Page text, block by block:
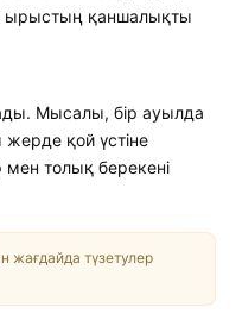
ырыстың қаншалықты
Мысалы, бір ауылда
қой үстіне
толық берекені
жағдайда түзетулер